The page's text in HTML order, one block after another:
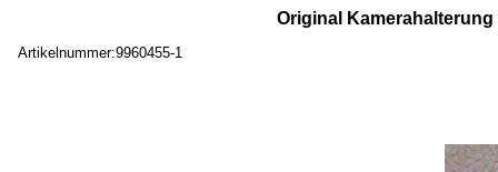
Original
Artikelnummer:9960455-1